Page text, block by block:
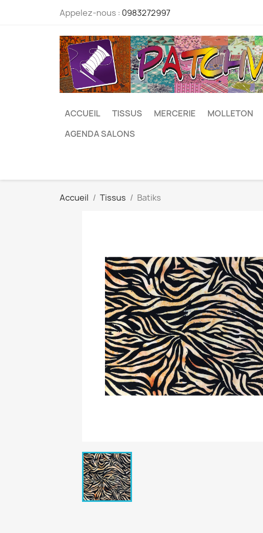
Appelez-nous : 0983272997
ACCUEIL TISSUS MERCERIE MOLLETON
AGENDA SALONS
Accueil Tissus Batiks